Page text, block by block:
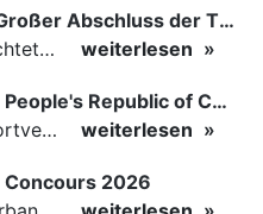
Großer Abschluss der TBW-Trophy in Weinheim
Am 18. und 19. Juli 2026 richtete die Tanzsportabteilung (TSA) der TSG 1862 Weinheim das Abschlussturnier der diesjährigen TBW-Trophy-Serie aus. Zum traditionellen Saisonfinale kamen rund 400 Starts über…
weiterlesen
Nanjing - People's Republic of China
Die Paare aus dem Tanzsportverband Baden-Württemberg (TBW) haben beim hochklassig besetzten WDSF GrandSlam im chinesischen Nanjing wieder einmal auf internationalem Top-Niveau geglänzt. Das…
weiterlesen
Concours 2026